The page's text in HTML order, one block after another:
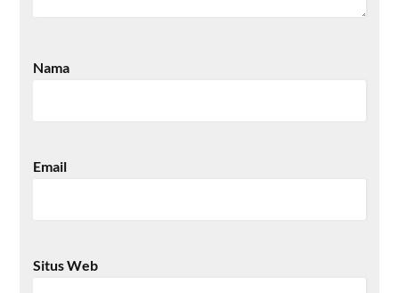
Nama
Email
Situs Web